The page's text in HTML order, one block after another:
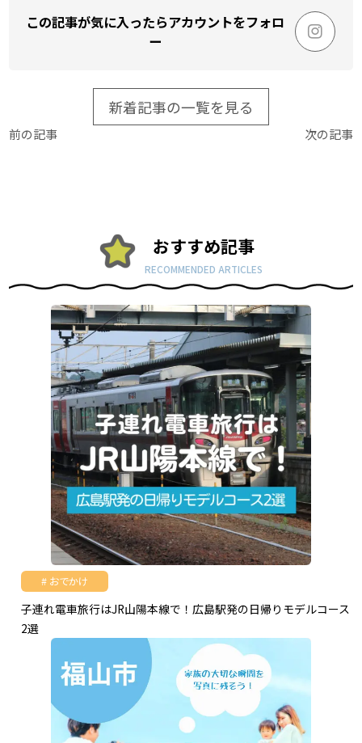
この記事が気に入ったらアカウントをフォロ
ー
新着記事の一覧を見る
前の記事 次の記事
おすすめ記事
RECOMMENDED ARTICLES
おでかけ
子連れ電車旅行はJR山陽本線で！広島駅発の日帰りモデルコース
2選